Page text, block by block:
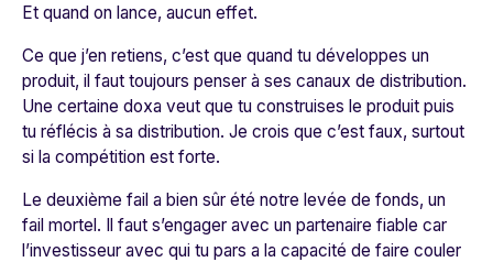
Et quand on lance, aucun effet.
Ce que j’en retiens, c’est que quand tu développes un
produit, il faut toujours penser à ses canaux de distribution.
Une certaine doxa veut que tu construises le produit puis
tu réflécis à sa distribution. Je crois que c’est faux, surtout
si la compétition est forte.
Le deuxième fail a bien sûr été notre levée de fonds, un
fail mortel. Il faut s’engager avec un partenaire fiable car
l’investisseur avec qui tu pars a la capacité de faire couler